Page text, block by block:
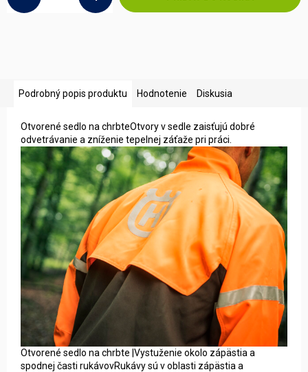
Podrobný popis produktu Hodnotenie Diskusia
Otvorené sedlo na chrbteOtvory v sedle zaisťujú dobré
odvetrávanie a zníženie tepelnej záťaže pri práci.
Otvorené sedlo na chrbte |Vystuženie okolo zápästia a
spodnej časti rukávovRukávy sú v oblasti zápästia a